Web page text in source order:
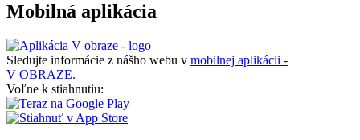
Mobilná aplikácia
Sledujte informácie z nášho webu v mobilnej aplikácii -
V OBRAZE.
Voľne k stiahnutiu: